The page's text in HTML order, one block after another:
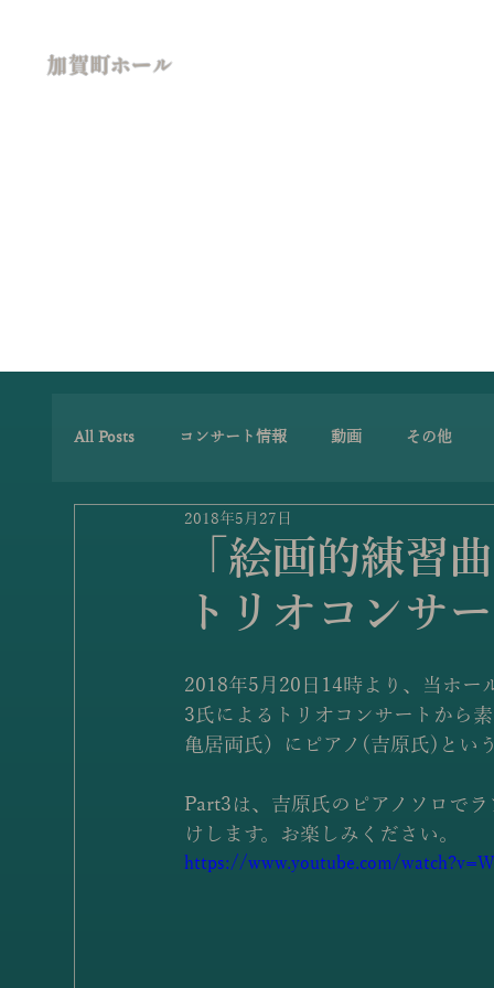
加賀町ホール
All Posts コンサート情報 動画 その他
「絵画的練習
トリオコンサ
2018年5月27日
2018年5月20日14時より、当ホー
3氏によるトリオコンサートから
亀居両氏）にピアノ(吉原氏)とい
Part3は、吉原氏のピアノソロで
けします。お楽しみください。
https://www.youtube.com/